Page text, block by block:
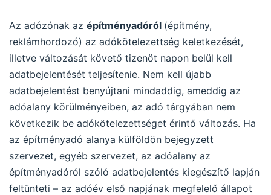
Az adózónak az építményadóról (építmény,
reklámhordozó) az adókötelezettség keletkezését,
illetve változását követő tizenöt napon belül kell
adatbejelentését teljesítenie. Nem kell újabb
adatbejelentést benyújtani mindaddig, ameddig az
adóalany körülményeiben, az adó tárgyában nem
következik be adókötelezettséget érintő változás. Ha
az építményadó alanya külföldön bejegyzett
szervezet, egyéb szervezet, az adóalany az
építményadóról szóló adatbejelentés kiegészítő lapján
feltünteti – az adóév első napjának megfelelő állapot